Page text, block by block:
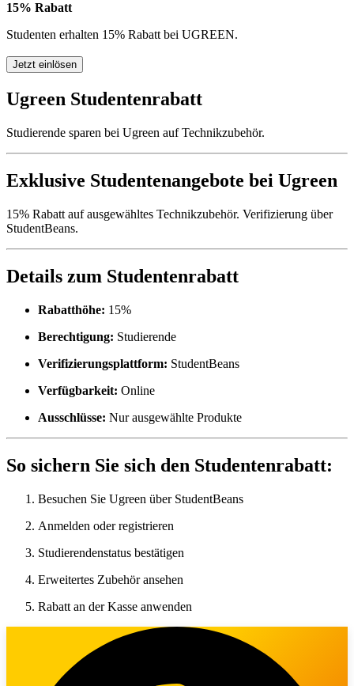
15% Rabatt
Studenten erhalten 15% Rabatt bei UGREEN.
Jetzt einlösen
Ugreen Studentenrabatt
Studierende sparen bei Ugreen auf Technikzubehör.
Exklusive Studentenangebote bei Ugreen
15% Rabatt auf ausgewähltes Technikzubehör. Verifizierung über
StudentBeans.
Details zum Studentenrabatt
Rabatthöhe: 15%
Berechtigung: Studierende
Verifizierungsplattform: StudentBeans
Verfügbarkeit: Online
Ausschlüsse: Nur ausgewählte Produkte
So sichern Sie sich den Studentenrabatt:
Besuchen Sie Ugreen über StudentBeans
Anmelden oder registrieren
Studierendenstatus bestätigen
Erweitertes Zubehör ansehen
Rabatt an der Kasse anwenden